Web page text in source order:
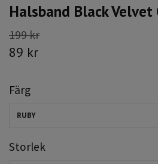
Halsband Black
199 kr
89 kr
Färg
RUBY
Storlek